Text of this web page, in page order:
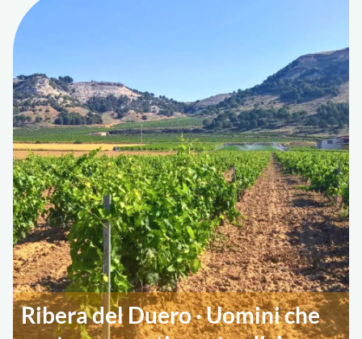
Ribera del Duero · Uomini che